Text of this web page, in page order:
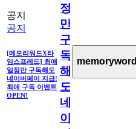
공지
공지
[메모리워드X타
임스프레드] 최애
일정만 구독해도
네이버페이 지급!
최애 구독 이벤트
OPEN!
정
만
구
독
해
도
네
이
memoryword